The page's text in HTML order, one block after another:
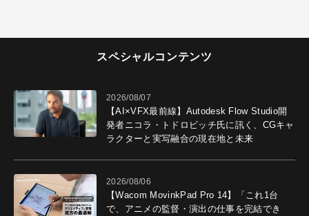
スペシャルコンテンツ
2026/08/07
【AI×VFX最前線】Autodesk Flow Studio開
発者ニコラ・トドロビッチ氏に訊く、CGキャ
ラクターと実写融合の現在地と未来
2026/08/06
【Wacom MovinkPad Pro 14】「これ1台
で、アニメの監督・演出の仕事を完結でき